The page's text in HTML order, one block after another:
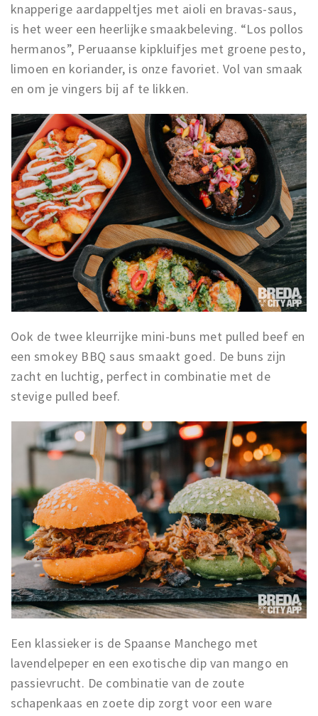
knapperige aardappeltjes met aioli en bravas-saus,
is het weer een heerlijke smaakbeleving. “Los pollos
hermanos”, Peruaanse kipkluifjes met groene pesto,
limoen en koriander, is onze favoriet. Vol van smaak
en om je vingers bij af te likken.
Ook de twee kleurrijke mini-buns met pulled beef en
een smokey BBQ saus smaakt goed. De buns zijn
zacht en luchtig, perfect in combinatie met de
stevige pulled beef.
Een klassieker is de Spaanse Manchego met
lavendelpeper en een exotische dip van mango en
passievrucht. De combinatie van de zoute
schapenkaas en zoete dip zorgt voor een ware